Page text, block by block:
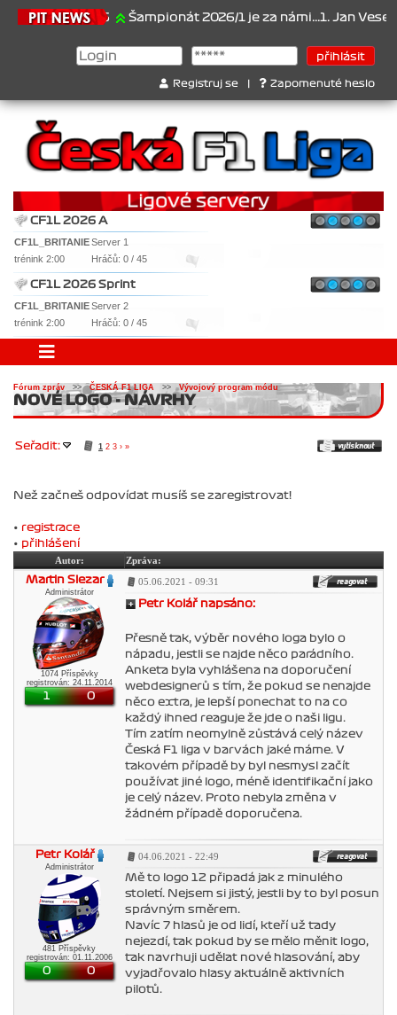
21.6.2026 Šampionát 2026/1 je za námi...1. Jan Veselý ,
Registruj se Zapomenuté heslo
CF1L 2026 A
CF1L_BRITANIEServer 1
trénink 2:00
Hráčů: 0 / 45
CF1L 2026 Sprint
CF1L_BRITANIEServer 2
trénink 2:00
Hráčů: 0 / 45
Fórum zpráv >>ČESKÁ F1 LIGA >>Vývojový program módu
NOVÉ LOGO - NÁVRHY
Seřadit: 1 2 3 › »
Než začneš odpovídat musíš se zaregistrovat!
• registrace
• přihlášení
Autor:
Zpráva:
Martin Slezar
Administrátor
1074 Příspěvky
registrován: 24.11.2014
1 0
05.06.2021 - 09:31
Petr Kolář napsáno:
Přesně tak, výběr nového loga bylo o
nápadu, jestli se najde něco parádního.
Anketa byla vyhlášena na doporučení
webdesignerů s tím, že pokud se nenajde
něco extra, je lepší ponechat to na co
každý ihned reaguje že jde o naši ligu.
Tím zatím neomylně zůstává celý název
Česká F1 liga v barvách jaké máme. V
takovém případě by byl nesmysl začít
používat jiné logo, méně identifikační jako
je celý název. Proto nebyla změna v
žádném případě doporučena.
Petr Kolář
Administrátor
481 Příspěvky
registrován: 01.11.2006
0 0
04.06.2021 - 22:49
Mě to logo 12 připadá jak z minulého
století. Nejsem si jistý, jestli by to byl posun
správným směrem.
Navíc 7 hlasů je od lidí, kteří už tady
nejezdí, tak pokud by se mělo měnit logo,
tak navrhuji udělat nové hlasování, aby
vyjadřovalo hlasy aktuálně aktivních
pilotů.